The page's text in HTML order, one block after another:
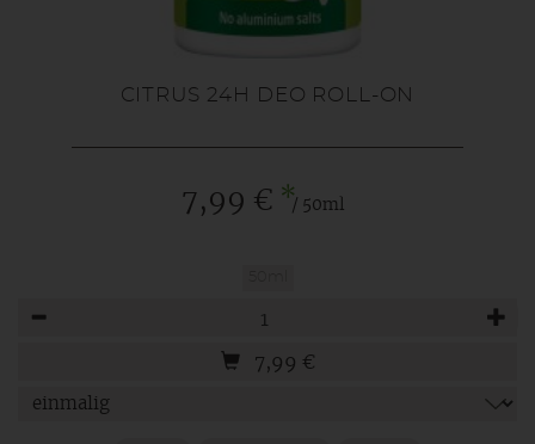
CITRUS 24H DEO ROLL-ON
7,99 € */ 50ml
7,99 €